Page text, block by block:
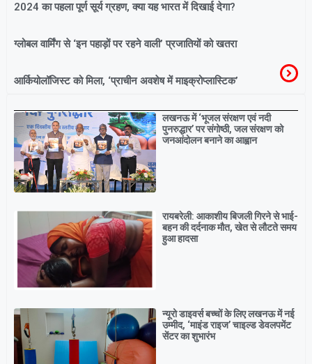
2024 का पहला पूर्ण सूर्य ग्रहण, क्या यह भारत में दिखाई देगा?
ग्लोबल वार्मिंग से ‘इन पहाड़ों पर रहने वाली’ प्रजातियों को खतरा
आर्कियोलॉजिस्ट को मिला, ‘प्राचीन अवशेष में माइक्रोप्लास्टिक’
Breaking
लखनऊ में ‘भूजल संरक्षण एवं नदी
पुनरुद्धार’ पर संगोष्ठी, जल संरक्षण को
जनआंदोलन बनाने का आह्वान
रायबरेली: आकाशीय बिजली गिरने से भाई-
बहन की दर्दनाक मौत, खेत से लौटते समय
हुआ हादसा
न्यूरो डाइवर्स बच्चों के लिए लखनऊ में नई
उम्मीद, ‘माइंड राइज’ चाइल्ड डेवलपमेंट
सेंटर का शुभारंभ